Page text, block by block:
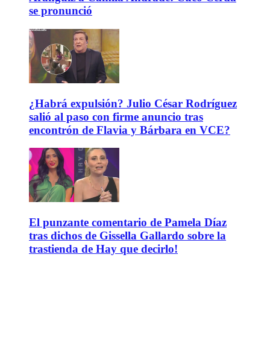
se pronunció
¿Habrá expulsión? Julio César Rodríguez
salió al paso con firme anuncio tras
encontrón de Flavia y Bárbara en VCE?
El punzante comentario de Pamela Díaz
tras dichos de Gissella Gallardo sobre la
trastienda de Hay que decirlo!